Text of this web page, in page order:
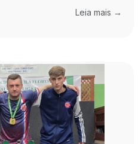
Leia mais →